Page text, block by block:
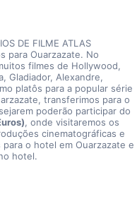
DE FILME ATLAS
para Ouarzazate. No
filmes de Hollywood,
Gladiador, Alexandre,
platôs para a popular série
transferimos para o
poderão participar do
, onde visitaremos os
cinematográficas e
o hotel em Ouarzazate e
hotel.